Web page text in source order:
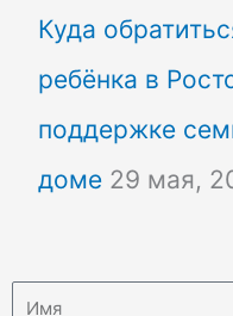
Куда
ребёнка в
поддержке
доме 29 мая,